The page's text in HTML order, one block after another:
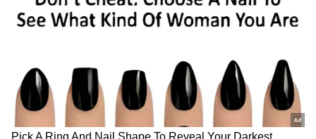
ನಾನು ಏಷ್ಯಾನೆಟ್ ಸುವರ್ಣ ನ್ಯೂಸ್.ಕಾಂನಲ್ಲಿ ಮುಖ್ಯ
ಉಪಸಂಪಾದಕ. ಉತ್ತರ ಕನ್ನಡ ಜಿಲ್ಲೆಯ ಭಟ್ಕಳದವನು. 13
ಮಾಧ್ಯಮ ಜಗತ್ತಿಗೆ ಕಾಲಿಟ್ಟವನು. ಕ್ರೀಡಾ ವರದಿಯಲ್ಲಿ ಹೆಚ್ಚು ಆಸಕ್ತಿ.
ಆದರೆ, ಡಿಜಿಟಲ್ ಮಾಧ್ಯಮ ಎಲ್ಲ ವಿಷಯದಲ್ಲೂ ಪಳಗಿಸಿದೆ.
ವಿಜಯವಾಣಿ, ಸ್ಟಾರ್‌ ಸ್ಪೋರ್ಟ್ಸ್‌ನಲ್ಲಿ ಕೆಲಸ ಮಾಡಿದ್ದೇನೆ. ಓದು,
ಪ್ರವಾಸ ನೆಚ್ಚಿನ ಹವ್ಯಾಸ
ಆಟೋಮೊಬೈಲ್